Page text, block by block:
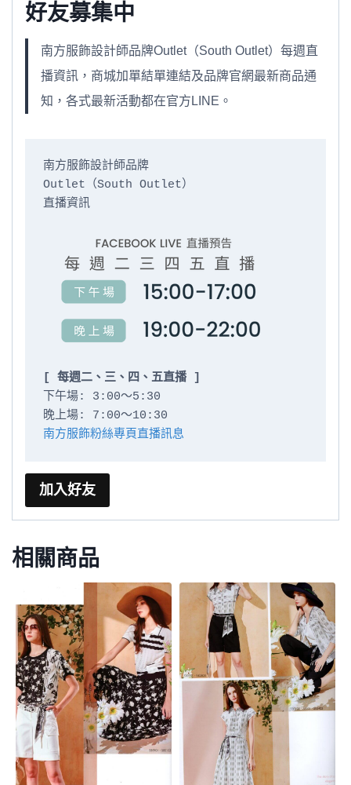
好友募集中
南方服飾設計師品牌Outlet（South Outlet）每週直
播資訊，商城加單結單連結及品牌官網最新商品通
知，各式最新活動都在官方LINE。
南方服飾設計師品牌
Outlet（South Outlet）
直播資訊
[ 每週二、三、四、五直播 ]
下午場: 3:00～5:30
南方服飾粉絲專頁直播訊息
加入好友
相關商品